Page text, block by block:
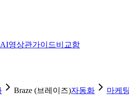
영상관가이드비교함
Braze (브레이즈)자동화 마케